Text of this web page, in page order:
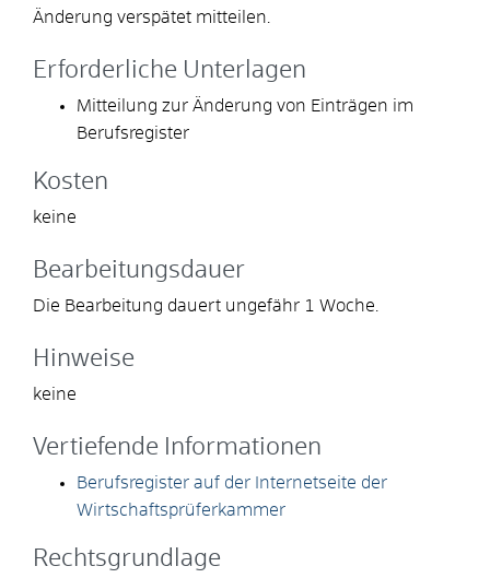
Änderung verspätet mitteilen.
Erforderliche Unterlagen
Mitteilung zur Änderung von Einträgen im
Berufsregister
Kosten
keine
Bearbeitungsdauer
Die Bearbeitung dauert ungefähr 1 Woche.
Hinweise
keine
Vertiefende Informationen
Berufsregister auf der Internetseite der
Wirtschaftsprüferkammer
Rechtsgrundlage